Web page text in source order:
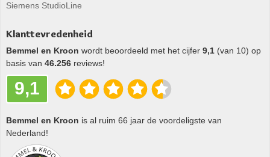
Siemens StudioLine
Klanttevredenheid
Bemmel en Kroon wordt beoordeeld met het cijfer 9,1 (van 10) op
basis van 46.256 reviews!
9,1
Bemmel en Kroon is al ruim 66 jaar de voordeligste van
Nederland!